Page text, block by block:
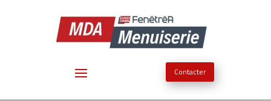
Contacter